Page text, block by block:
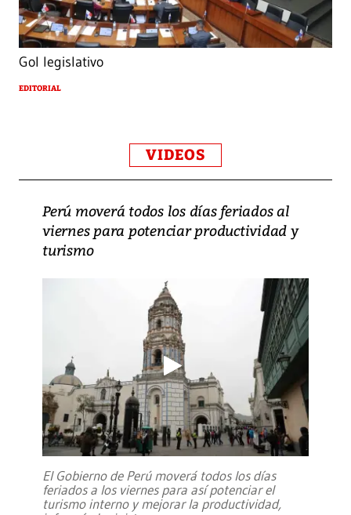
Gol legislativo
EDITORIAL
VIDEOS
Perú moverá todos los días feriados al
viernes para potenciar productividad y
turismo
El Gobierno de Perú moverá todos los días
feriados a los viernes para así potenciar el
turismo interno y mejorar la productividad,